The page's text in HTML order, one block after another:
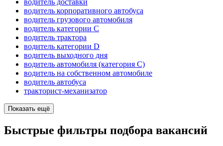
водитель доставки
водитель корпоративного автобуса
водитель грузового автомобиля
водитель категории C
водитель трактора
водитель категории D
водитель выходного дня
водитель автомобиля (категория C)
водитель на собственном автомобиле
водитель автобуса
тракторист-механизатор
Показать ещё
Быстрые фильтры подбора вакансий